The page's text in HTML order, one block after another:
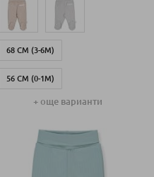
68 СМ (3-6М)
56 СМ (0-1М)
62 СМ (1-3 М)
+ още варианти